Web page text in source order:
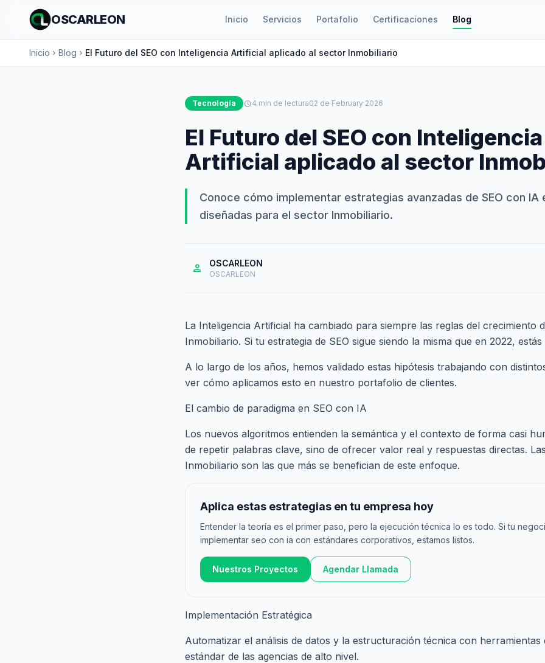
OSCARLEON Inicio Servicios Portafolio Certificaciones Blog
Inicio chevron_right Blog chevron_right El Futuro del SEO con Inteligencia Artificial aplicado al sector Inmobiliario
Tecnología schedule4 min de lectura02 de February 2026
El Futuro del SEO con Inteligencia
Artificial aplicado al sector
Conoce cómo implementar estrategias avanzadas de SEO con
diseñadas para el sector Inmobiliario.
person OSCARLEON
OSCARLEON
La Inteligencia Artificial ha cambiado para siempre las reglas del crecimiento
Inmobiliario. Si tu estrategia de SEO sigue siendo la misma que en 2022, estás
A lo largo de los años, hemos validado estas hipótesis trabajando con
ver cómo aplicamos esto en nuestro portafolio de clientes.
El cambio de paradigma en SEO con IA
Los nuevos algoritmos entienden la semántica y el contexto de forma casi
de repetir palabras clave, sino de ofrecer valor real y respuestas directas.
Inmobiliario son las que más se benefician de este enfoque.
Aplica estas estrategias en tu empresa hoy
Entender la teoría es el primer paso, pero la ejecución técnica lo es todo. Si tu
implementar seo con ia con estándares corporativos, estamos listos.
Nuestros Proyectos Agendar Llamada
Implementación Estratégica
Automatizar el análisis de datos y la estructuración técnica con herramientas
estándar de las agencias de alto nivel.